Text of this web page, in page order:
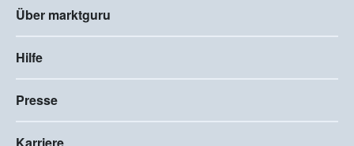
Über marktguru
Hilfe
Presse